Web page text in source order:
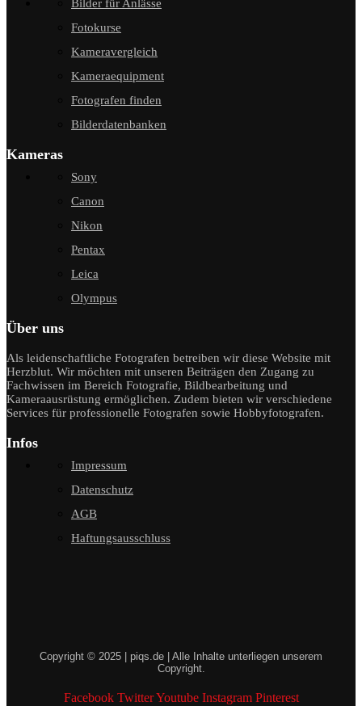
Bilder für Anlässe
Fotokurse
Kameravergleich
Kameraequipment
Fotografen finden
Bilderdatenbanken
Kameras
Sony
Canon
Nikon
Pentax
Leica
Olympus
Über uns
Als leidenschaftliche Fotografen betreiben wir diese Website mit
Herzblut. Wir möchten mit unseren Beiträgen den Zugang zu
Fachwissen im Bereich Fotografie, Bildbearbeitung und
Kameraausrüstung ermöglichen. Zudem bieten wir verschiedene
Services für professionelle Fotografen sowie Hobbyfotografen.
Infos
Impressum
Datenschutz
AGB
Haftungsausschluss
Copyright © 2025 | piqs.de | Alle Inhalte unterliegen unserem
Copyright.
Facebook Twitter Youtube Instagram Pinterest